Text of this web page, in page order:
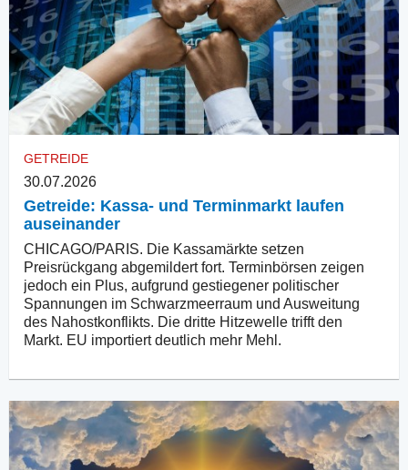
GETREIDE
30.07.2026
Getreide: Kassa- und Terminmarkt laufen
auseinander
CHICAGO/PARIS. Die Kassamärkte setzen
Preisrückgang abgemildert fort. Terminbörsen zeigen
jedoch ein Plus, aufgrund gestiegener politischer
Spannungen im Schwarzmeerraum und Ausweitung
des Nahostkonflikts. Die dritte Hitzewelle trifft den
Markt. EU importiert deutlich mehr Mehl.